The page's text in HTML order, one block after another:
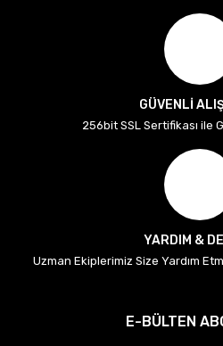
GÜVENLİ
256bit SSL Sertifikası ile
YARDIM &
Uzman Ekiplerimiz Size Yardım
E-BÜLTEN